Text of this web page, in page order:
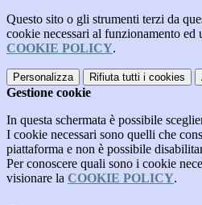
Questo sito o gli strumenti terzi da
cookie necessari al funzionamento
COOKIE POLICY.
Personalizza Rifiuta tutti i cookies
Gestione cookie
In questa schermata è possibile
I cookie necessari sono quelli che
piattaforma e non è possibile
Per conoscere quali sono i cookie
visionare la COOKIE POLICY.